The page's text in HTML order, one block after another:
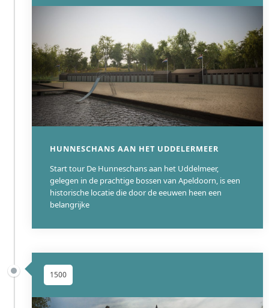
restauratie bieden unieke inzichten in funderingstechnieken en
restauratie-ethiek. Bouwhistorisch onderzoek heeft de
gelaagde geschiedenis, van middeleeuwse kern tot 18e-
eeuwse uitbreidingen, gedetailleerd blootgelegd. Het kasteel
symboliseert bovendien de succesvolle herbestemming van
adellijk erfgoed in een regio die zijn post-industriële identiteit
opnieuw heeft moeten vormgeven.
HUNNESCHANS AAN HET UDDELERMEER
Start tour De Hunneschans aan het Uddelmeer,
gelegen in de prachtige bossen van Apeldoorn, is een
historische locatie die door de eeuwen heen een
belangrijke
1500